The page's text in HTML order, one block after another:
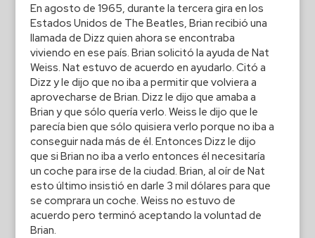
En agosto de 1965, durante la tercera gira en los
Estados Unidos de The Beatles, Brian recibió una
llamada de Dizz quien ahora se encontraba
viviendo en ese país. Brian solicitó la ayuda de Nat
Weiss. Nat estuvo de acuerdo en ayudarlo. Citó a
Dizz y le dijo que no iba a permitir que volviera a
aprovecharse de Brian. Dizz le dijo que amaba a
Brian y que sólo quería verlo. Weiss le dijo que le
parecía bien que sólo quisiera verlo porque no iba a
conseguir nada más de él. Entonces Dizz le dijo
que si Brian no iba a verlo entonces él necesitaría
un coche para irse de la ciudad. Brian, al oír de Nat
esto último insistió en darle 3 mil dólares para que
se comprara un coche. Weiss no estuvo de
acuerdo pero terminó aceptando la voluntad de
Brian.